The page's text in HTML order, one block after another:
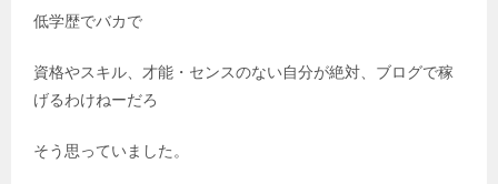
低学歴でバカで
資格やスキル、才能・センスのない自分が絶対、ブログで稼
げるわけねーだろ
そう思っていました。